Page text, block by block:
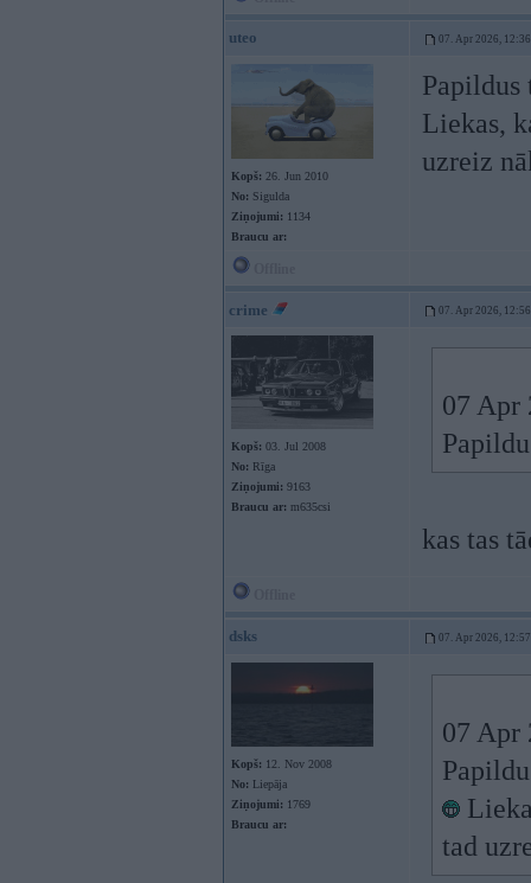
uteo 07. Apr 2026, 12:36
Kopš: 26. Jun 2010
No: Sigulda
Ziņojumi: 1134
Braucu ar:
Liekas,
uzreiz
crime 07. Apr 2026, 12:56
Kopš: 03. Jul 2008
No: Rīga
Ziņojumi: 9163
Braucu ar: m635csi
07 Apr
kas tas
dsks 07. Apr 2026, 12:57
Kopš: 12. Nov 2008
No: Liepāja
Ziņojumi: 1769
Braucu ar:
07 Apr
tad